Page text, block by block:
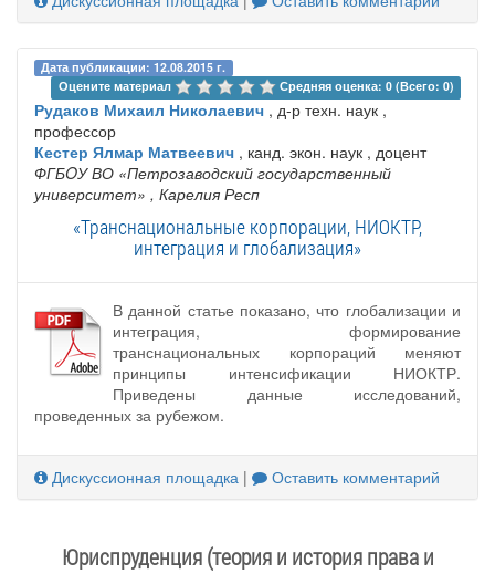
Дата публикации: 12.08.2015 г.
Оцените материал
Средняя оценка: 0 (Всего: 0)
Рудаков Михаил Николаевич , д-р техн. наук ,
профессор
Кестер Ялмар Матвеевич , канд. экон. наук , доцент
ФГБOУ ВО «Петрозаводский государственный
университет» , Карелия Респ
«Транснациональные корпорации, НИОКТР,
интеграция и глобализация»
В данной статье показано, что глобализации и
интеграция, формирование
транснациональных корпораций меняют
принципы интенсификации НИОКТР.
Приведены данные исследований,
проведенных за рубежом.
Дискуссионная площадка | Оставить комментарий
Юриспруденция (теория и история права и